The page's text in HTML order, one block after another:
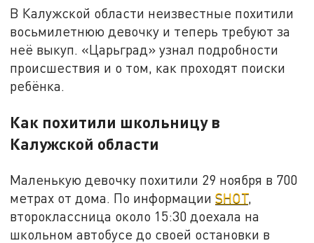
В Калужской области неизвестные похитили
восьмилетнюю девочку и теперь требуют за
неё выкуп. «Царьград» узнал подробности
происшествия и о том, как проходят поиски
ребёнка.
Как похитили школьницу в
Калужской области
Маленькую девочку похитили 29 ноября в 700
метрах от дома. По информацииSHOT,
второклассница около 15:30 доехала на
школьном автобусе до своей остановки в